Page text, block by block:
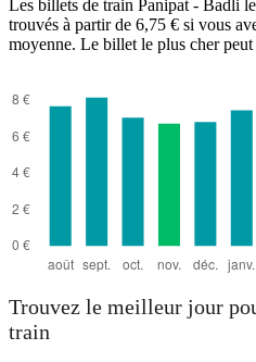
Les billets de train Panipat - Badli
trouvés à partir de 6,75 € si vous
moyenne. Le billet le plus cher
Trouvez le meilleur jour
train